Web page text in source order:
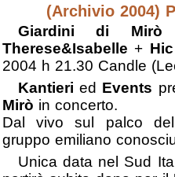
(Archivio 2004)
Giardini di Mirò
Therese&Isabelle +
2004 h 21.30 Candle
Kantieri ed Events
Mirò in concerto.
Dal vivo sul palco
gruppo emiliano
Unica data nel Sud